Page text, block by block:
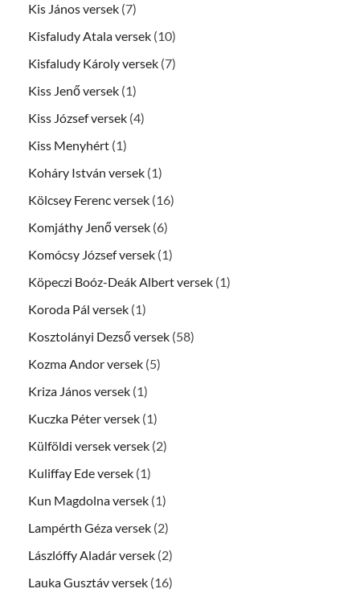
Kis János versek (7)
Kisfaludy Atala versek (10)
Kisfaludy Károly versek (7)
Kiss Jenő versek (1)
Kiss József versek (4)
Kiss Menyhért (1)
Koháry István versek (1)
Kölcsey Ferenc versek (16)
Komjáthy Jenő versek (6)
Komócsy József versek (1)
Köpeczi Boóz-Deák Albert versek (1)
Koroda Pál versek (1)
Kosztolányi Dezső versek (58)
Kozma Andor versek (5)
Kriza János versek (1)
Kuczka Péter versek (1)
Külföldi versek versek (2)
Kuliffay Ede versek (1)
Kun Magdolna versek (1)
Lampérth Géza versek (2)
Lászlóffy Aladár versek (2)
Lauka Gusztáv versek (16)